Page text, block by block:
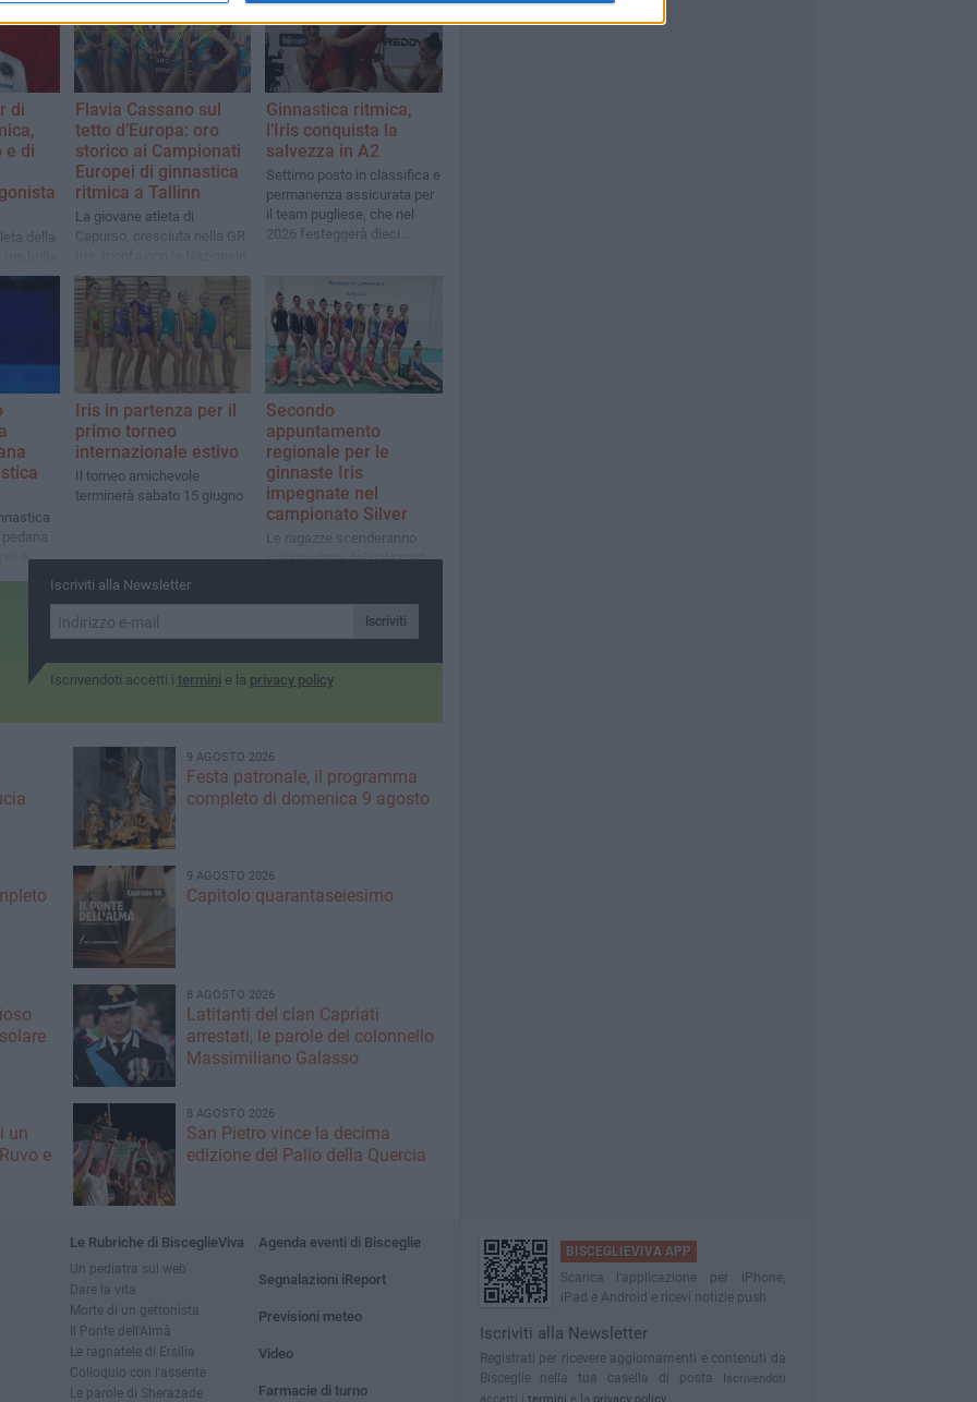
di
e di
della
e
Flavia Cassano sul
tetto d’Europa: oro
storico ai Campionati
Europei di ginnastica
ritmica a Tallinn
La giovane atleta di
Capurso, cresciuta nella GR
Junior ai 5 cerchi e
conquista anche il bronzo
nel concorso generale
Ginnastica ritmica,
l’Iris conquista la
salvezza in A2
Settimo posto in classifica e
permanenza assicurata per
il team pugliese, che nel
2026 festeggerà dieci
Iris in partenza per il
primo torneo
internazionale estivo
Il torneo amichevole
terminerà sabato 15 giugno
Secondo
appuntamento
regionale per le
ginnaste Iris
impegnate nel
campionato Silver
Le ragazze scenderanno
sulla pedana del palazzetto
Iscriviti alla Newsletter
Iscriviti
Iscrivendoti accetti i termini e la privacy policy
9 AGOSTO 2026
Festa patronale, il programma
completo di domenica 9 agosto
9 AGOSTO 2026
Capitolo quarantaseiesimo
8 AGOSTO 2026
Latitanti del clan Capriati
arrestati, le parole del colonnello
Massimiliano Galasso
un
e
8 AGOSTO 2026
San Pietro vince la decima
edizione del Palio della Quercia
Le Rubriche di BisceglieViva
Un pediatra sul web
Dare la vita
Morte di un gettonista
Il Ponte dell'Almà
Le ragnatele di Ersilia
Colloquio con l'assente
Le parole di Sherazade
Agenda eventi di Bisceglie
Segnalazioni iReport
Previsioni meteo
Video
Farmacie di turno
BISCEGLIEVIVA APP
Scarica l'applicazione per iPhone,
iPad e Android e ricevi notizie push
Iscriviti alla Newsletter
Registrati per ricevere aggiornamenti e contenuti da
Bisceglie nella tua casella di posta
Iscrivendoti